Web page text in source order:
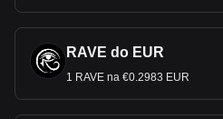
RAVE do EUR
1 RAVE na €0.2983 EUR